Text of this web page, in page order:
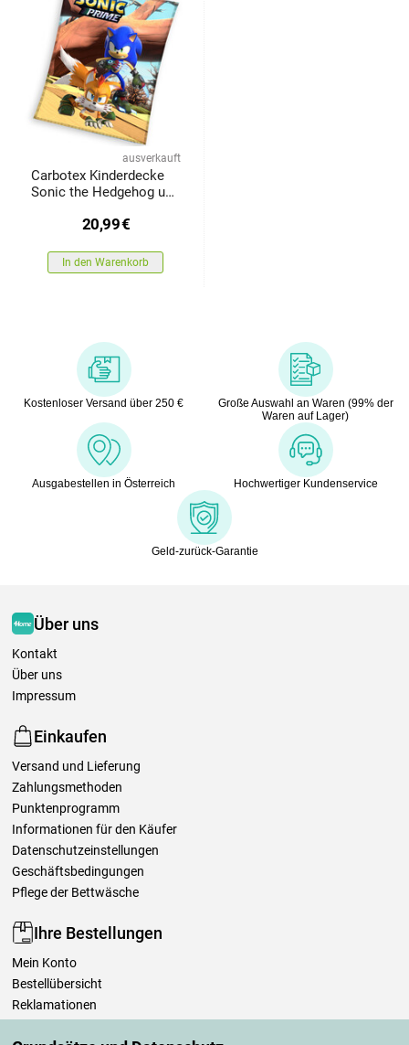
ausverkauft
Carbotex Kinderdecke
Sonic the Hedgehog und
20,99€
In den Warenkorb
Kostenloser Versand über 250 €
Große Auswahl an Waren (99% der
Waren auf Lager)
Ausgabestellen in Österreich Hochwertiger Kundenservice
Geld-zurück-Garantie
Über uns
Kontakt
Über uns
Impressum
Einkaufen
Versand und Lieferung
Zahlungsmethoden
Punktenprogramm
Informationen für den Käufer
Datenschutzeinstellungen
Geschäftsbedingungen
Pflege der Bettwäsche
Ihre Bestellungen
Mein Konto
Bestellübersicht
Reklamationen